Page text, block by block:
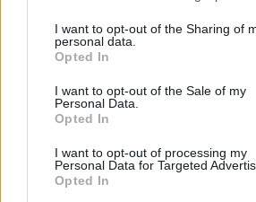
not limited to your visit or usage
grant or deny consent to Google and its
use your data for below specified
consent section.
I want to opt-out of the Sharing of
personal data.
Opted In
I want to opt-out of the Sale of my
Personal Data.
Opted In
I want to opt-out of processing my
Personal Data for Targeted
Opted In
rzeczownikrodzaj żeński
formy w tabelce:
formy alfabetycznie:
czternastce; czternastek;